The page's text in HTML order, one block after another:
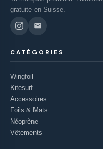
gratuite en Suisse.
CATÉGORIES
Wingfoil
Kitesurf
Accessoires
Foils & Mats
Néoprène
Vêtements